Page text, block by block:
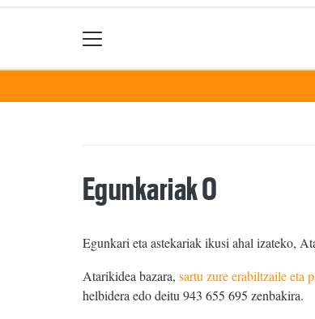
Egunkariak 0
Egunkari eta astekariak ikusi ahal izateko,
Atarikidea bazara, sartu zure erabiltzaile eta
helbidera edo deitu 943 655 695 zenbakira.